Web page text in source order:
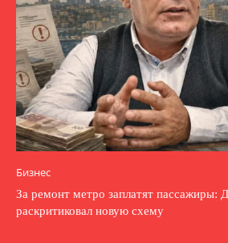
Бизнес
За ремонт метро заплатят пассажиры:
раскритиковал новую схему